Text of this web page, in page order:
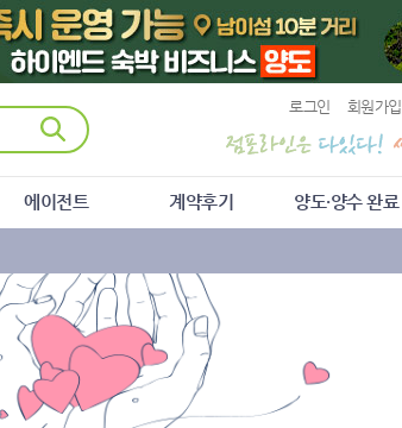
로그인 회원가입
에이전트 계약후기 양도·양수 완료